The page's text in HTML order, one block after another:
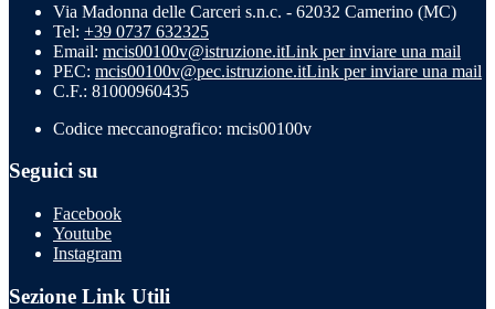
Via Madonna delle Carceri s.n.c. - 62032 Camerino (MC)
Tel: +39 0737 632325
Email: mcis00100v@istruzione.itLink per inviare una mail
PEC: mcis00100v@pec.istruzione.itLink per inviare una mail
C.F.: 81000960435
Codice meccanografico: mcis00100v
Seguici su
Facebook
Youtube
Instagram
Sezione Link Utili